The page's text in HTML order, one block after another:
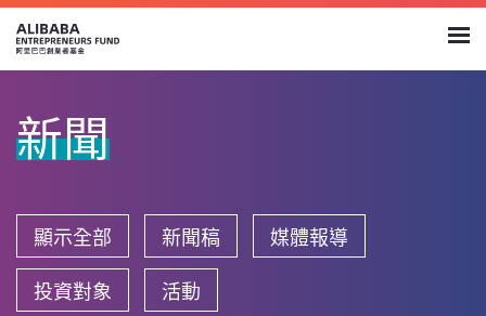
新聞
顯示全部 新聞稿 媒體報導
投資對象 活動